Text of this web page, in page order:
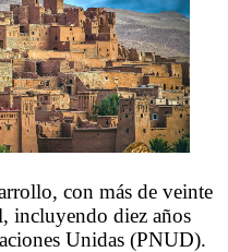
con más de veinte
incluyendo diez años
Unidas (PNUD).